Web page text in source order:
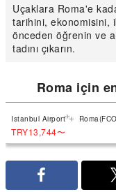
Uçaklara Roma'e
tarihini, ekonomisini,
önceden öğrenin ve
tadını çıkarın.
Roma için
Istanbul Airport
TRY13,744〜